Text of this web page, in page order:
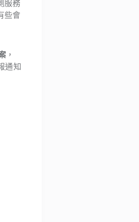
服務
些會
，
通知